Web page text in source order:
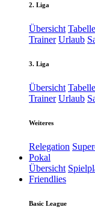
2. Liga
Übersicht Tabelle
Trainer Urlaub
3. Liga
Übersicht Tabelle
Trainer Urlaub
Weiteres
Relegation
Pokal
Übersicht
Friendlies
Basic League